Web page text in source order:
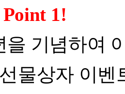
1!
을 기념하여
물상자 이벤